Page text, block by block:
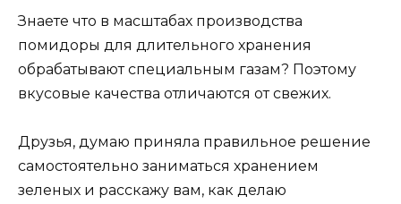
Знаете что в масштабах производства
помидоры для длительного хранения
обрабатывают специальным газам? Поэтому
вкусовые качества отличаются от свежих.
Друзья, думаю приняла правильное решение
самостоятельно заниматься хранением
зеленых и расскажу вам, как делаю